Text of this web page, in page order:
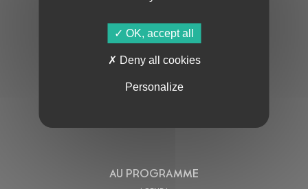
S'ABONNER À LA NEWSLETTER
AU PROGRAMME
OK, accept all
Deny all cookies
Personalize